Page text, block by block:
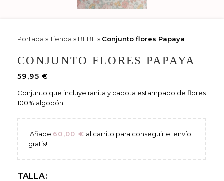
Portada »Tienda » BEBE» Conjunto flores Papaya
CONJUNTO FLORES PAPAYA
59,95€
Conjunto que incluye ranita y capota estampado de flores
100% algodón.
¡Añade 60,00 € al carrito para conseguir el envío
gratis!
TALLA